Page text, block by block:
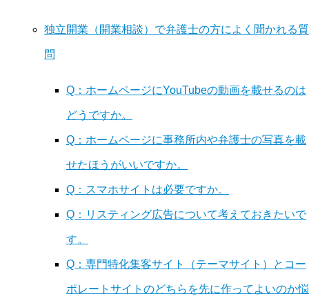
独立開業（開業相談）で弁護士の方によく聞かれる質
問
Q：ホームページにYouTubeの動画を載せるのは
どうですか。
Q：ホームページに事務所内や弁護士の写真を載
せたほうがいいですか。
Q：スマホサイトは必要ですか。
Q：リスティング広告について考えておきたいで
す。
Q：専門特化集客サイト（テーマサイト）とコー
ポレートサイトのどちらを先に作ってよいのか悩